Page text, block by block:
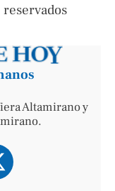
Altamirano y